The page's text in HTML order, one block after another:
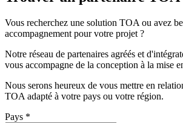
Vous recherchez une solution TOA ou avez
accompagnement pour votre projet ?
Notre réseau de partenaires agréés et
vous accompagne de la conception à la mise
Nous serons heureux de vous mettre en
TOA adapté à votre pays ou votre région.
Pays *